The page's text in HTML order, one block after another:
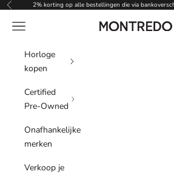
Naar inhoud
Vorige 2% korting op alle bestellingen die via
Montredo
Menu
Horloge
kopen
Certified
Pre-Owned
Onafhankelijke
merken
Verkoop je